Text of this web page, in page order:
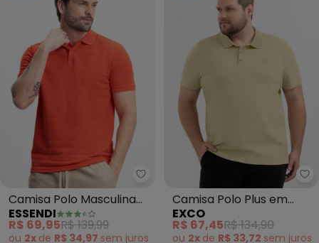
Essendi - Camisa Polo
Camisa Polo Masculina
em Malha Listrada
(Vermelho)
ESSENDI
R$ 69,95R$ 139,99
ou 2x de R$ 34,97 sem juros
Camisa Polo Plus em
Algodão (Marrom Claro)
EXCO
R$ 67,45R$ 134,90
ou 2x de R$ 33,72 sem juros